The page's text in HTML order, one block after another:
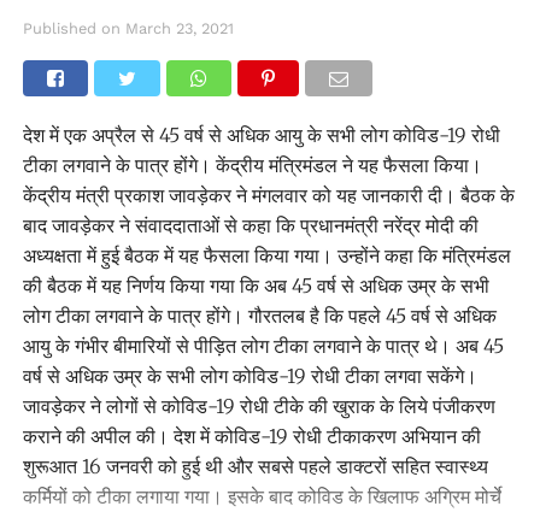
Published on March 23, 2021
देश में एक अप्रैल से 45 वर्ष से अधिक आयु के सभी लोग कोविड-19 रोधी
टीका लगवाने के पात्र होंगे। केंद्रीय मंत्रिमंडल ने यह फैसला किया।
केंद्रीय मंत्री प्रकाश जावड़ेकर ने मंगलवार को यह जानकारी दी। बैठक के
बाद जावड़ेकर ने संवाददाताओं से कहा कि प्रधानमंत्री नरेंद्र मोदी की
अध्यक्षता में हुई बैठक में यह फैसला किया गया। उन्होंने कहा कि मंत्रिमंडल
की बैठक में यह निर्णय किया गया कि अब 45 वर्ष से अधिक उम्र के सभी
लोग टीका लगवाने के पात्र होंगे। गौरतलब है कि पहले 45 वर्ष से अधिक
आयु के गंभीर बीमारियों से पीड़ित लोग टीका लगवाने के पात्र थे। अब 45
वर्ष से अधिक उम्र के सभी लोग कोविड-19 रोधी टीका लगवा सकेंगे।
जावड़ेकर ने लोगों से कोविड-19 रोधी टीके की खुराक के लिये पंजीकरण
कराने की अपील की। देश में कोविड-19 रोधी टीकाकरण अभियान की
शुरूआत 16 जनवरी को हुई थी और सबसे पहले डाक्टरों सहित स्वास्थ्य
कर्मियों को टीका लगाया गया। इसके बाद कोविड के खिलाफ अग्रिम मोर्चे